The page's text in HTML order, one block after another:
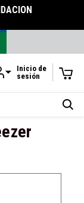
principal
Inicio de
sesión